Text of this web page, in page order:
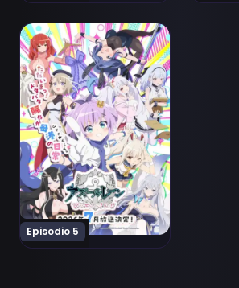
Episodio 5
Ver Azur Lane: Bisoku Zenshin! Ni!!